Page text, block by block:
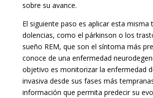
sobre su avance.
El siguiente paso es aplicar esta misma
dolencias, como el párkinson o los
sueño REM, que son el síntoma más
conoce de una enfermedad
objetivo es monitorizar la enfermedad
invasiva desde sus fases más
información que permita predecir su